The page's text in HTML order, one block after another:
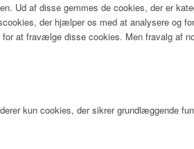
Ud af disse gemmes de cookies, der er
der hjælper os med at analysere og
at fravælge disse cookies. Men fravalg af
kun cookies, der sikrer grundlæggende